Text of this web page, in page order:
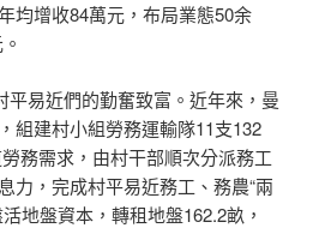
均增收84萬元，布局業態50余
平易近們的勤奮致富。近年來，曼
組建村小組勞務運輸隊11支132
務需求，由村干部順次分派務工
力，完成村平易近務工、務農“兩
地盤資本，轉租地盤162.2畝，